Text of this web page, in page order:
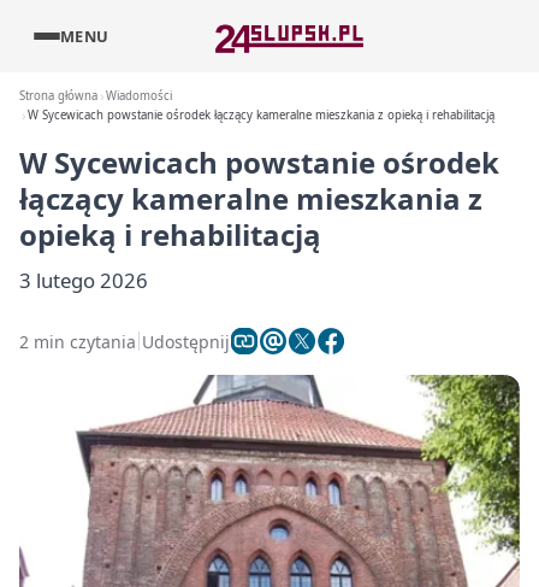
MENU
Strona główna Wiadomości
W Sycewicach powstanie ośrodek łączący kameralne mieszkania z opieką i rehabilitacją
W Sycewicach powstanie ośrodek
łączący kameralne mieszkania z
opieką i rehabilitacją
3 lutego 2026
2 min czytania Udostępnij